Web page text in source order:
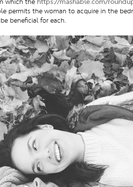
permits the woman to acquire in the
beneficial for each.